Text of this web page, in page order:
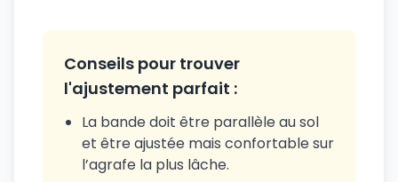
Conseils pour trouver
l'ajustement parfait :
La bande doit être parallèle au sol
et être ajustée mais confortable sur
l’agrafe la plus lâche.